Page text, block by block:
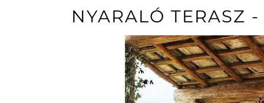
NYARALÓ TERASZ